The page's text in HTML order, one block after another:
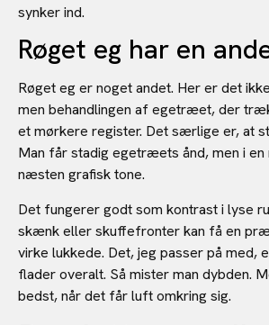
synker ind.
Røget eg har en
Røget eg er noget andet. Her er det
men behandlingen af egetræet, der
et mørkere register. Det særlige er, at
Man får stadig egetræets ånd, men i
næsten grafisk tone.
Det fungerer godt som kontrast i lyse
skænk eller skuffefronter kan få en
virke lukkede. Det, jeg passer på med,
flader overalt. Så mister man dybden.
bedst, når det får luft omkring sig.